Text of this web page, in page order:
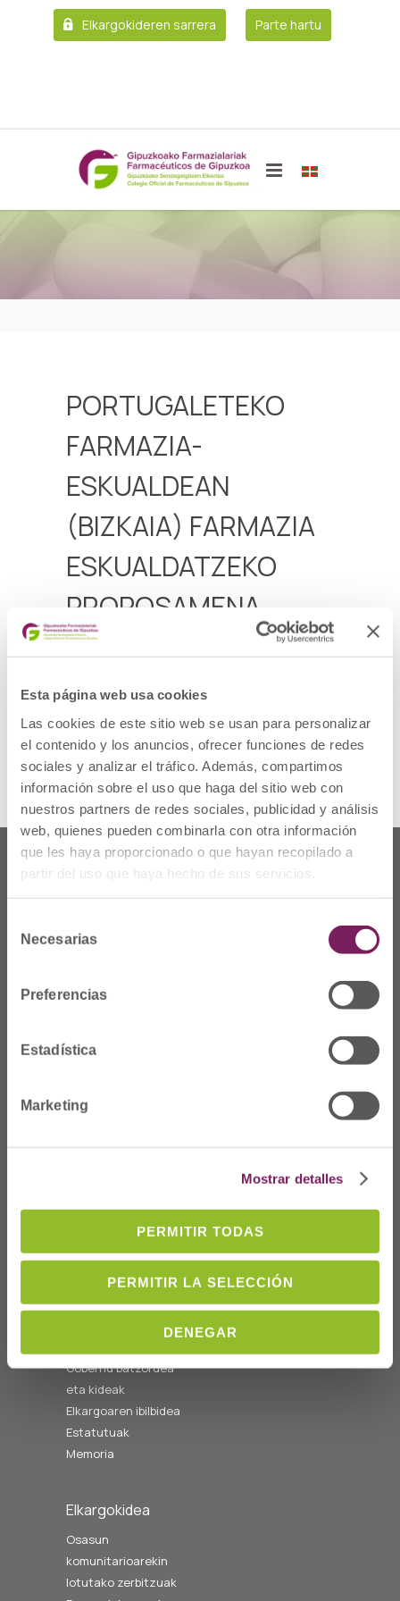
Esta página web usa cookies
Las cookies de este sitio web se usan para personalizar
el contenido y los anuncios, ofrecer funciones de redes
sociales y analizar el tráfico. Además, compartimos
información sobre el uso que haga del sitio web con
nuestros partners de redes sociales, publicidad y análisis
web, quienes pueden combinarla con otra información
que les haya proporcionado o que hayan recopilado a
partir del uso que haya hecho de sus servicios.
Necesarias
Preferencias
Estadística
Marketing
Mostrar detalles
PERMITIR TODAS
PERMITIR LA SELECCIÓN
DENEGAR
Elkargokideren sarrera Parte hartu
PORTUGALETEKO
FARMAZIA-
ESKUALDEAN
(BIZKAIA) FARMAZIA
ESKUALDATZEKO
PROPOSAMENA
Aurkezteko epea 2025ko azaroaren 3 arte
Deialdia
Prim Kalea, 2-1º
Sebastián
Ordutegia A-O
cofgipuzkoa@cofgipuzkoa.eus
Nortzuk gara
Gobernu batzordea
eta kideak
Elkargoaren ibilbidea
Estatutuak
Memoria
Elkargokidea
Osasun
komunitarioarekin
lotutako zerbitzuak